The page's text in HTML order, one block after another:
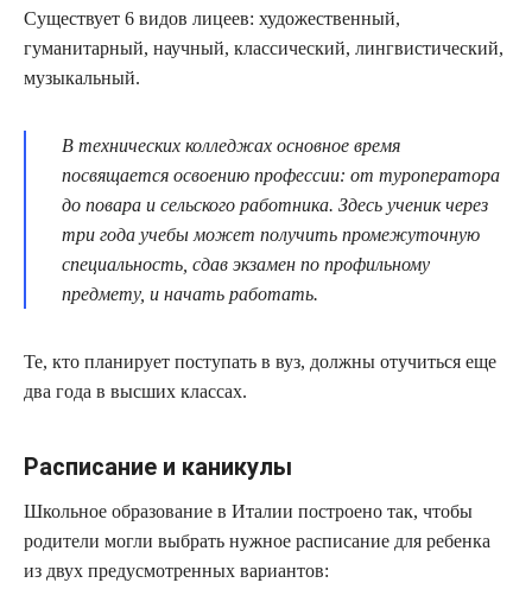
Существует 6 видов лицеев: художественный,
гуманитарный, научный, классический, лингвистический,
музыкальный.
В технических колледжах основное время
посвящается освоению профессии: от туроператора
до повара и сельского работника. Здесь ученик через
три года учебы может получить промежуточную
специальность, сдав экзамен по профильному
предмету, и начать работать.
Те, кто планирует поступать в вуз, должны отучиться еще
два года в высших классах.
Расписание и каникулы
Школьное образование в Италии построено так, чтобы
родители могли выбрать нужное расписание для ребенка
из двух предусмотренных вариантов: